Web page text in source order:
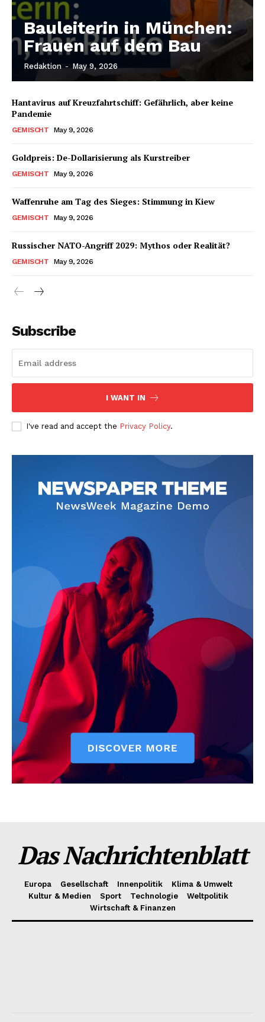
Bauleiterin in München:
Frauen auf dem Bau
Redaktion - May 9, 2026
Hantavirus auf Kreuzfahrtschiff: Gefährlich, aber keine
Pandemie
GEMISCHT May 9, 2026
Goldpreis: De-Dollarisierung als Kurstreiber
GEMISCHT May 9, 2026
Waffenruhe am Tag des Sieges: Stimmung in Kiew
GEMISCHT May 9, 2026
Russischer NATO-Angriff 2029: Mythos oder Realität?
GEMISCHT May 9, 2026
Subscribe
I WANT IN
I've read and accept the Privacy Policy.
Das Nachrichtenblatt
Europa Gesellschaft Innenpolitik
Klima & Umwelt
Kultur & Medien
Sport Technologie
Weltpolitik
Wirtschaft & Finanzen